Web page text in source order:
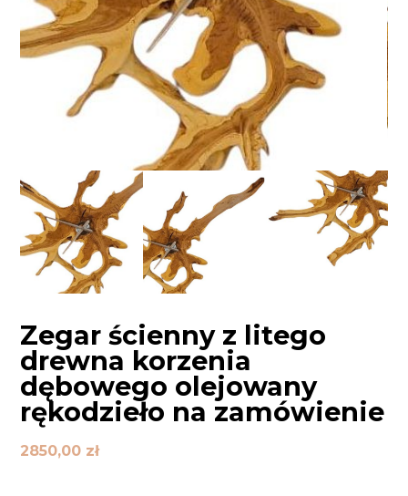
Zegar ścienny z litego
drewna korzenia
dębowego olejowany
rękodzieło na zamówienie
2850,00 zł